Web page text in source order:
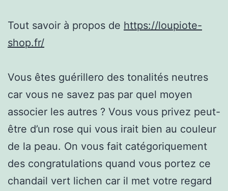
Tout savoir à propos de https://loupiote-
shop.fr/
Vous êtes guérillero des tonalités neutres
car vous ne savez pas par quel moyen
associer les autres ? Vous vous privez peut-
être d’un rose qui vous irait bien au couleur
de la peau. On vous fait catégoriquement
des congratulations quand vous portez ce
chandail vert lichen car il met votre regard